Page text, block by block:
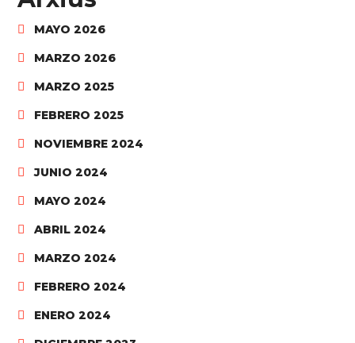
MAYO 2026
MARZO 2026
MARZO 2025
FEBRERO 2025
NOVIEMBRE 2024
JUNIO 2024
MAYO 2024
ABRIL 2024
MARZO 2024
FEBRERO 2024
ENERO 2024